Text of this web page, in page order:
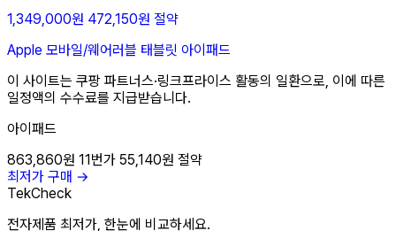
1,349,000원 472,150원 절약
Apple 모바일/웨어러블 태블릿 아이패드
이 사이트는 쿠팡 파트너스·링크프라이스 활동의 일환으로, 이에 따른
일정액의 수수료를 지급받습니다.
아이패드
863,860원 11번가 55,140원 절약
최저가 구매 →
TekCheck
전자제품 최저가, 한눈에 비교하세요.